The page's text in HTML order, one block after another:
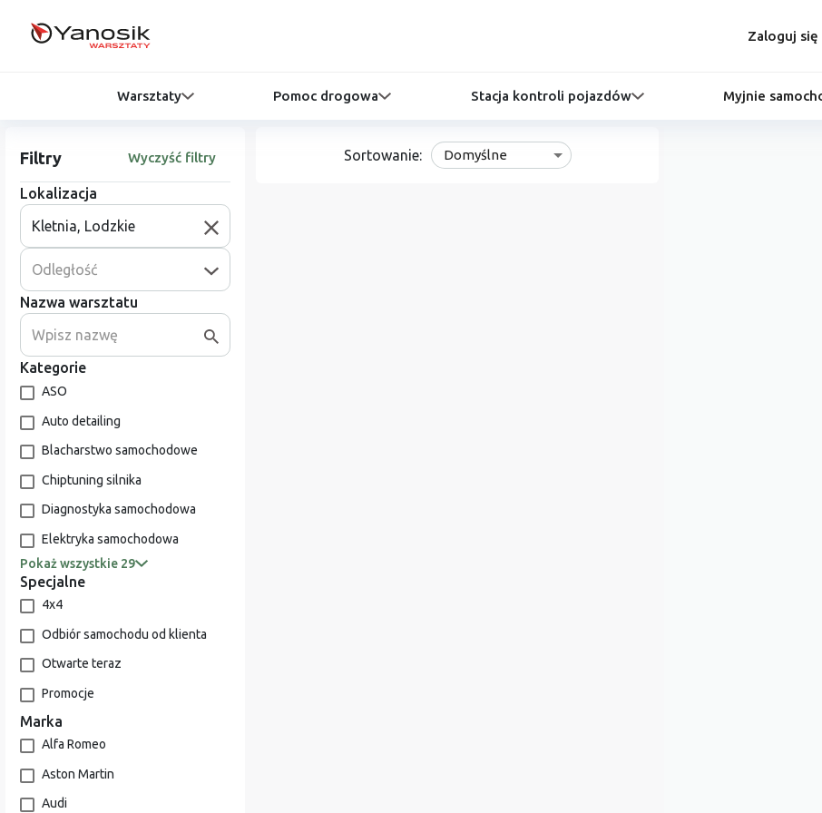
Zaloguj się
Warsztaty Pomoc drogowa Stacja kontroli pojazdów Myjnie
Filtry Wyczyść filtry
Lokalizacja
Odległość
Nazwa warsztatu
Kategorie
ASO
Auto detailing
Blacharstwo samochodowe
Chiptuning silnika
Diagnostyka samochodowa
Elektryka samochodowa
Pokaż wszystkie 29
Specjalne
4x4
Odbiór samochodu od klienta
Otwarte teraz
Promocje
Marka
Alfa Romeo
Aston Martin
Audi
Sortowanie: Domyślne